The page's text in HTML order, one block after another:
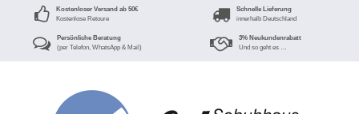
Kostenloser Versand ab 50€
Kostenlose Retoure
Schnelle Lieferung
innerhalb Deutschland
Persönliche Beratung
(per Telefon, WhatsApp & Mail)
3% Neukundenrabatt
Und so geht es …